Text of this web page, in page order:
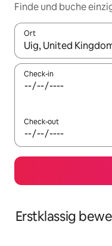
Finde und buche
Ort
Wenn Ergebnisse
Check-in
Check-out
Erstklassig